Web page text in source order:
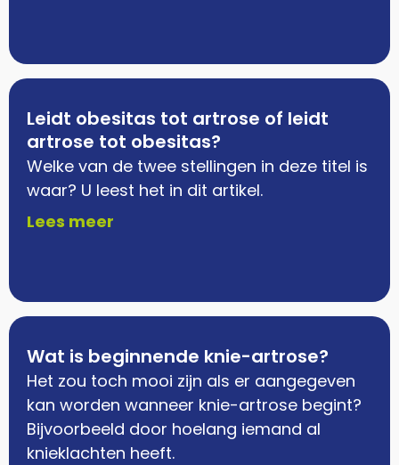
Leidt obesitas tot artrose of leidt
artrose tot obesitas?
Welke van de twee stellingen in deze titel is
waar? U leest het in dit artikel.
Lees meer
Wat is beginnende knie-artrose?
Het zou toch mooi zijn als er aangegeven
kan worden wanneer knie-artrose begint?
Bijvoorbeeld door hoelang iemand al
knieklachten heeft.